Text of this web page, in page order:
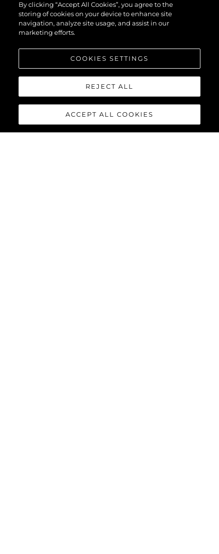
By clicking “Accept All Cookies”, you agree to the
storing of cookies on your device to enhance site
navigation, analyze site usage, and assist in our
marketing efforts.
COOKIES SETTINGS
REJECT ALL
ACCEPT ALL COOKIES